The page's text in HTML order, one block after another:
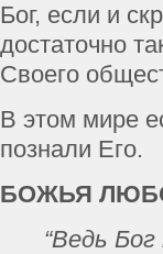
Бог, если и
достаточно
Своего
В этом мире
познали Его.
БОЖЬЯ
“Ведь